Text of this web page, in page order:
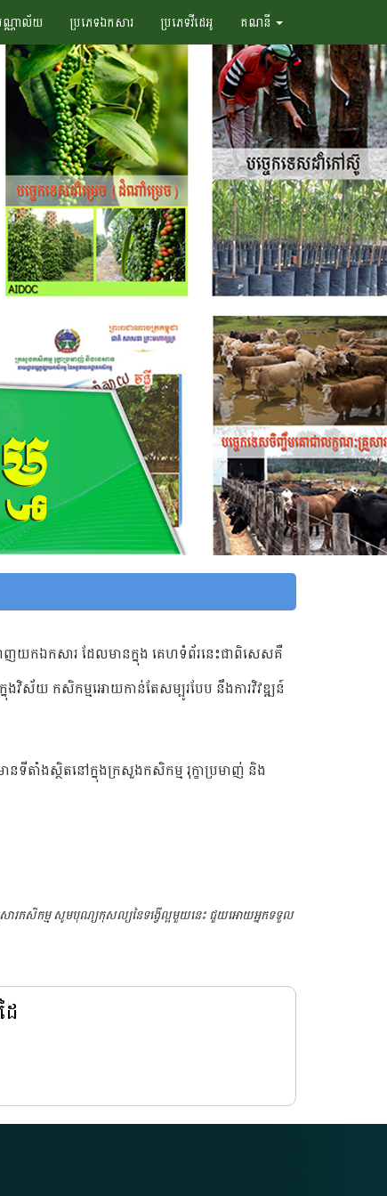
ណ្ណាល័យ ប្រភេទឯកសារ ប្រភេទវីដេអូ គណនី
ញយកឯកសារ​ ដែលមានក្នុង គេហទំព័រនេះជាពិសេសគឺ
ងវិស័យ កសិកម្មអោយកាន់តែសម្បូរបែប នឹងការវិវឌ្ឍន៍
នទីតាំង​ស្ថិតនៅ​ក្នុង​ក្រសួងកសិកម្ម រុក្ខាប្រមាញ់ និង
កសារកសិកម្ម សូមបុណ្យកុសល្យនៃទង្វើល្អមួយនេះ ជួយអោយអ្នកទទួល